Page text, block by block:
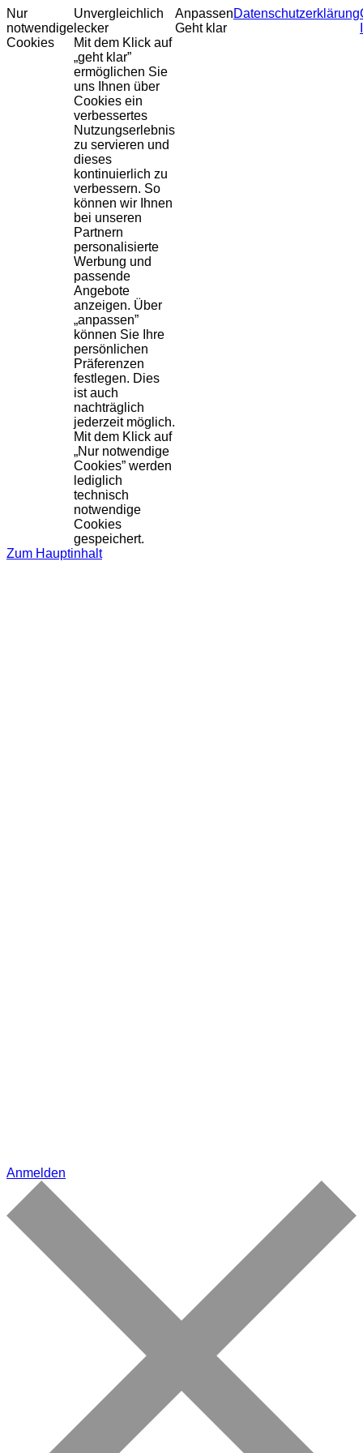
Nur
notwendige
Cookies
Unvergleichlich
lecker
Mit dem Klick auf
„geht klar”
ermöglichen Sie
uns Ihnen über
Cookies ein
verbessertes
Nutzungserlebnis
zu servieren und
dieses
kontinuierlich zu
verbessern. So
können wir Ihnen
bei unseren
Partnern
personalisierte
Werbung und
passende
Angebote
anzeigen. Über
„anpassen”
können Sie Ihre
persönlichen
Präferenzen
festlegen. Dies
ist auch
nachträglich
jederzeit möglich.
Mit dem Klick auf
„Nur notwendige
Cookies” werden
lediglich
technisch
notwendige
Cookies
gespeichert.
Anpassen
Geht klar
Datenschutzerklärung
Zum Hauptinhalt
Anmelden